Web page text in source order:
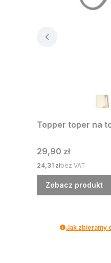
Topper toper na
Cena
29,90 zł
Cena
24,31 złbez VAT
Zobacz produkt
Jak zbieramy